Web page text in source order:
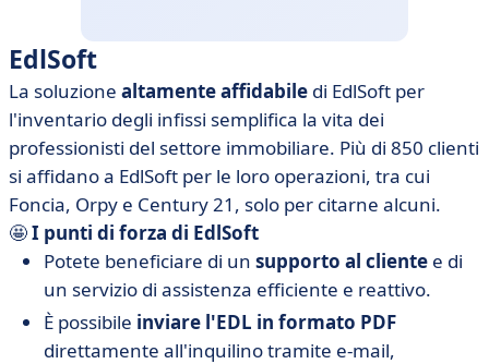
EdlSoft
La soluzione altamente affidabile di EdlSoft per
l'inventario degli infissi semplifica la vita dei
professionisti del settore immobiliare. Più di 850 clienti
si affidano a EdlSoft per le loro operazioni, tra cui
Foncia, Orpy e Century 21, solo per citarne alcuni.
🤩I punti di forza di EdlSoft
Potete beneficiare di un supporto al cliente e di
un servizio di assistenza efficiente e reattivo.
È possibile inviare l'EDL in formato PDF
direttamente all'inquilino tramite e-mail,